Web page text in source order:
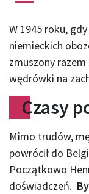
W 1945 roku,
niemieckich
zmuszony
wędrówki na
Czasy
Mimo trudów,
powrócił do
Początkowo
doświadczeń.